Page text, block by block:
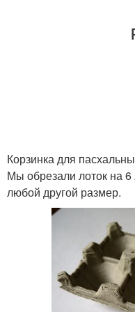
Корзинка для
Мы обрезали лоток на
любой другой размер.